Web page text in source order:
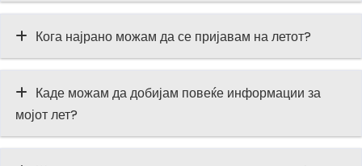
Кога најрано можам да се пријавам на летот?
Каде можам да добијам повеќе информации за
мојот лет?